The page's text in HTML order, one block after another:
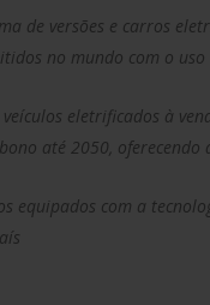
de versões e carros
no mundo com o
eletrificados à
até 2050,
equipados com a